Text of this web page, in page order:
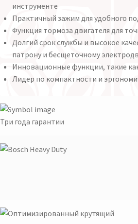
инструменте
Практичный зажим для удобного
Функция тормоза двигателя для
Долгий срок службы и высокое
патрону и бесщеточному
Инновационные функции, такие
Лидер по компактности и
Три года гарантии